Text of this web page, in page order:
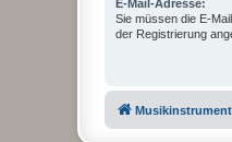
E-Mail-Adresse:
Sie müssen die E-
der Registrierung